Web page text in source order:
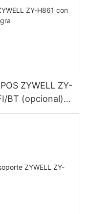
ZYWELL ZY-
BT (opcional)